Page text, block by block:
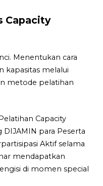
Capacity
Menentukan cara
kapasitas melalui
metode pelatihan
Capacity
para Peserta
Aktif selama
mendapatkan
di momen special